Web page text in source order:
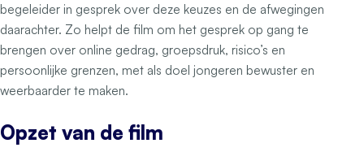
begeleider in gesprek over deze keuzes en de afwegingen
daarachter. Zo helpt de film om het gesprek op gang te
brengen over online gedrag, groepsdruk, risico’s en
persoonlijke grenzen, met als doel jongeren bewuster en
weerbaarder te maken.
Opzet van de film